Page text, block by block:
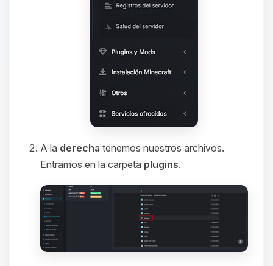
A la derecha tenemos nuestros archivos.
Entramos en la carpeta plugins.